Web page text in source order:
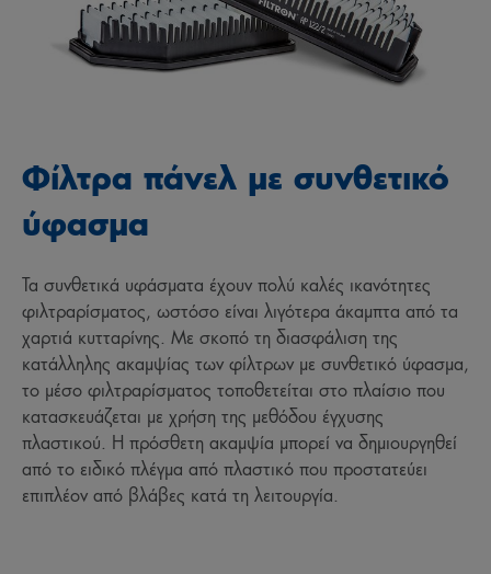
Φίλτρα πάνελ με συνθετικό
ύφασμα
Τα συνθετικά υφάσματα έχουν πολύ καλές ικανότητες
φιλτραρίσματος, ωστόσο είναι λιγότερα άκαμπτα από τα
χαρτιά κυτταρίνης. Με σκοπό τη διασφάλιση της
κατάλληλης ακαμψίας των φίλτρων με συνθετικό ύφασμα,
το μέσο φιλτραρίσματος τοποθετείται στο πλαίσιο που
κατασκευάζεται με χρήση της μεθόδου έγχυσης
πλαστικού. Η πρόσθετη ακαμψία μπορεί να δημιουργηθεί
από το ειδικό πλέγμα από πλαστικό που προστατεύει
επιπλέον από βλάβες κατά τη λειτουργία.